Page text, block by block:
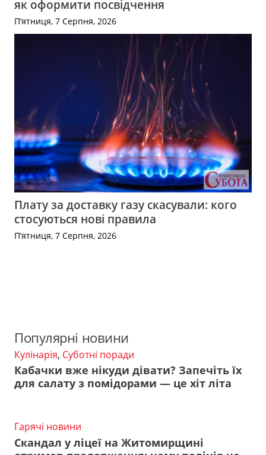
як оформити посвідчення
П’ятниця, 7 Серпня, 2026
Плату за доставку газу скасували: кого
стосуються нові правила
П’ятниця, 7 Серпня, 2026
Популярні новини
Кулінарія, Суботні поради
Кабачки вже нікуди дівати? Запечіть їх
для салату з помідорами — це хіт літа
Гарячі новини
Скандал у ліцеї на Житомирщині